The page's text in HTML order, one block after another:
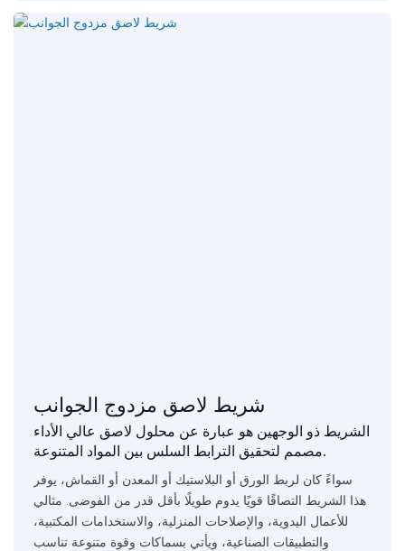
شريط لاصق مزدوج الجوانب
الشريط ذو الوجهين هو عبارة عن محلول لاصق عالي الأداء
مصمم لتحقيق الترابط السلس بين المواد المتنوعة.
سواءً كان لربط الورق أو البلاستيك أو المعدن أو القماش، يوفر
هذا الشريط التصاقًا قويًا يدوم طويلًا بأقل قدر من الفوضى. مثالي
للأعمال اليدوية، والإصلاحات المنزلية، والاستخدامات المكتبية،
والتطبيقات الصناعية، ويأتي بسماكات وقوة متنوعة تناسب